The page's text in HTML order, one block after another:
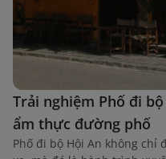
Trải nghiệm Phố đi
ẩm thực đường phố
Phố đi bộ Hội An không chỉ